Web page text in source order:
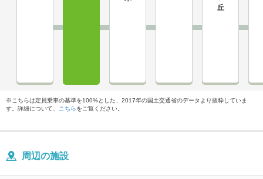
※こちらは定員乗車の基準を100%とした、2017年の国土交通省のデータより抜粋していま
す。詳細について、
こちらをご覧ください。
周辺の施設